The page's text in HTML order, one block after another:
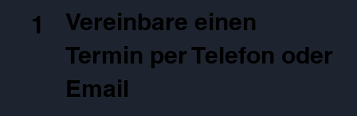
1
Vereinbare einen
Termin per Telefon oder
Email